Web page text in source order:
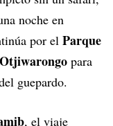
noche en
por el Parque
Otjiwarongo para
guepardo.
, el viaje